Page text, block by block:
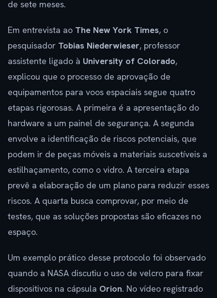
de sete meses.
Em entrevista ao The New York Times, o
pesquisador Tobias Niederwieser, professor
assistente ligado à University of Colorado,
explicou que o processo de aprovação de
equipamentos para voos espaciais segue quatro
etapas rigorosas. A primeira é a apresentação do
hardware a um painel de segurança. A segunda
envolve a identificação de riscos potenciais, que
podem ir de peças móveis a materiais suscetíveis a
estilhaçamento, como o vidro. A terceira etapa
prevê a elaboração de um plano para reduzir esses
riscos. A quarta busca comprovar, por meio de
testes, que as soluções propostas são eficazes no
espaço.
Um exemplo prático desse protocolo foi observado
quando a NASA discutiu o uso de velcro para fixar
dispositivos na cápsula Orion. No vídeo registrado